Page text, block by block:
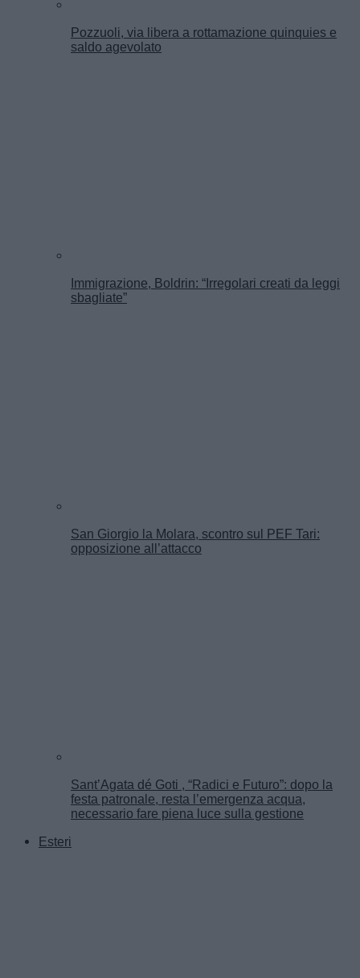
Pozzuoli, via libera a rottamazione quinquies e
saldo agevolato
Immigrazione, Boldrin: “Irregolari creati da leggi
sbagliate”
San Giorgio la Molara, scontro sul PEF Tari:
opposizione all’attacco
Sant’Agata dé Goti , “Radici e Futuro”: dopo la
festa patronale, resta l’emergenza acqua,
necessario fare piena luce sulla gestione
Esteri